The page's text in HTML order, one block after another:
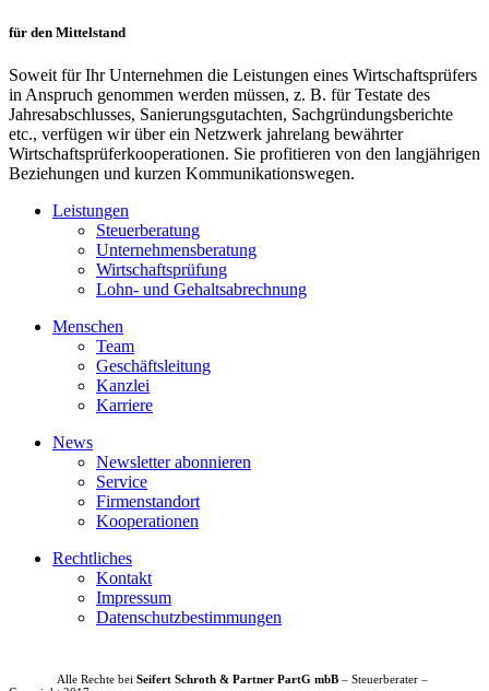
für den Mittelstand
Soweit für Ihr Unternehmen die Leistungen eines Wirtschaftsprüfers
in Anspruch genommen werden müssen, z. B. für Testate des
Jahresabschlusses, Sanierungsgutachten, Sachgründungsberichte
etc., verfügen wir über ein Netzwerk jahrelang bewährter
Wirtschaftsprüferkooperationen. Sie profitieren von den langjährigen
Beziehungen und kurzen Kommunikationswegen.
Leistungen
Steuerberatung
Unternehmensberatung
Wirtschaftsprüfung
Lohn- und Gehaltsabrechnung
Menschen
Team
Geschäftsleitung
Kanzlei
Karriere
News
Newsletter abonnieren
Service
Firmenstandort
Kooperationen
Rechtliches
Kontakt
Impressum
Datenschutzbestimmungen
Alle Rechte bei Seifert Schroth & Partner PartG mbB – Steuerberater –